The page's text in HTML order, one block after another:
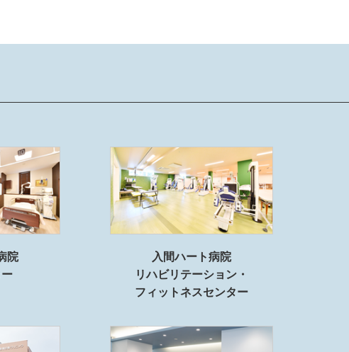
院
入間ハート病院
リハビリテーション・
フィットネスセンター